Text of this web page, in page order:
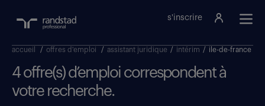
s'inscrire
accueil / offres d'emploi / assistant juridique / intérim / ile-de-france
4 offre(s) d’emploi correspondent à
votre recherche.